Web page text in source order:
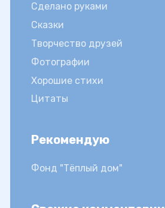
Сделано руками
Сказки
Творчество друзей
Фотографии
Хорошие стихи
Цитаты
Рекомендую
Фонд "Тёплый дом"